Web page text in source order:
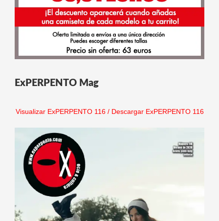
ExPERPENTO Mag
Visualizar ExPERPENTO 116/ Descargar ExPERPENTO 116